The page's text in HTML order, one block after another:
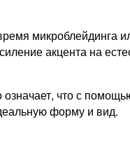
микроблейдинга
акцента на
что с
форму и вид.